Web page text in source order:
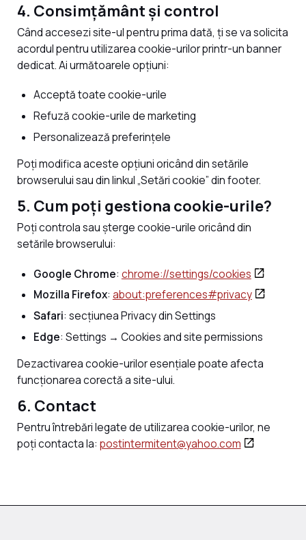
4. Consimțământ și control
Când accesezi site-ul pentru prima dată, ți se va solicita
acordul pentru utilizarea cookie-urilor printr-un banner
dedicat. Ai următoarele opțiuni:
Acceptă toate cookie-urile
Refuză cookie-urile de marketing
Personalizează preferințele
Poți modifica aceste opțiuni oricând din setările
browserului sau din linkul „Setări cookie” din footer.
5. Cum poți gestiona cookie-urile?
Poți controla sau șterge cookie-urile oricând din
setările browserului:
Google Chrome: chrome://settings/cookies
Mozilla Firefox: about:preferences#privacy
Safari: secțiunea Privacy din Settings
Edge: Settings → Cookies and site permissions
Dezactivarea cookie-urilor esențiale poate afecta
funcționarea corectă a site-ului.
6. Contact
Pentru întrebări legate de utilizarea cookie-urilor, ne
poți contacta la: postintermitent@yahoo.com